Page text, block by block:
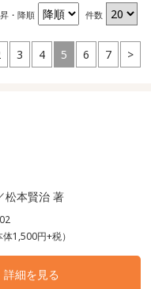
昇・降順 件数
3 4 5 6 7 >
松本賢治 著
1,500円+税）
詳細を見る